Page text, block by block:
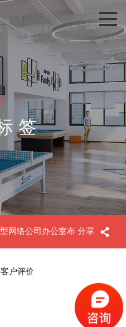
签
分享
网络公司办公室布
客户评价